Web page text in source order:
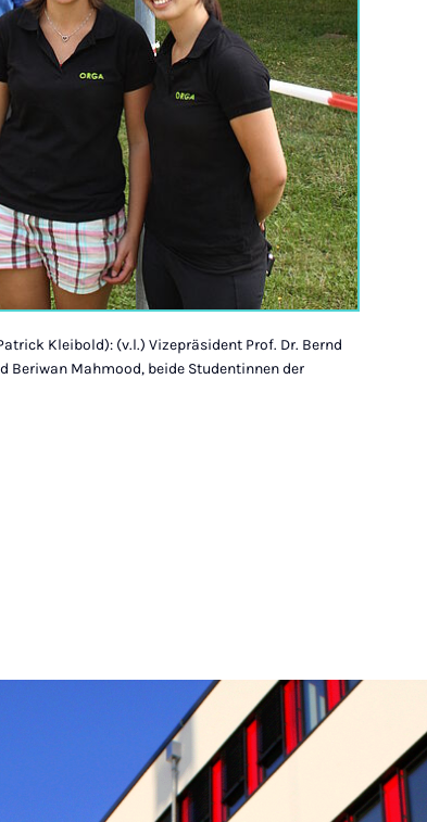
Kleibold): (v.l.) Vizepräsident Prof. Dr. Bernd
Beriwan Mahmood, beide Studentinnen der